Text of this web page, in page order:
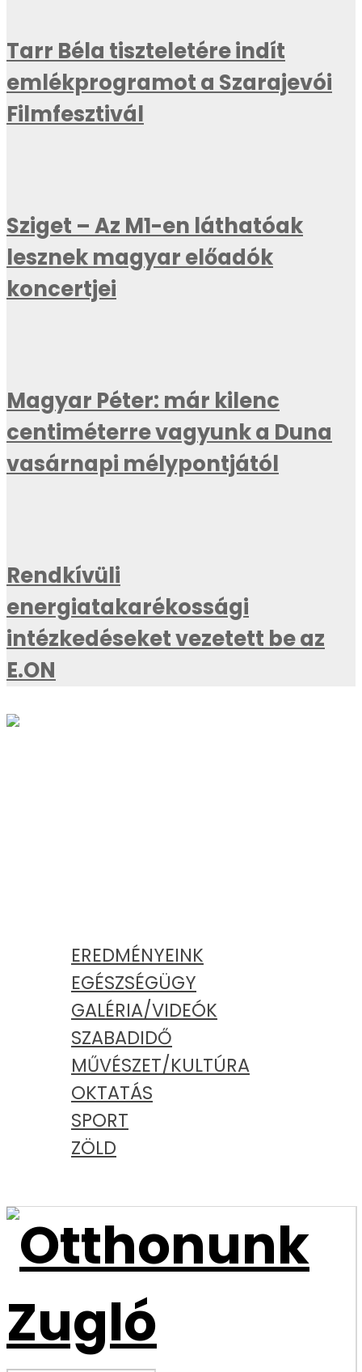
Tarr Béla tiszteletére indít
emlékprogramot a Szarajevói
Filmfesztivál
Sziget – Az M1-en láthatóak
lesznek magyar előadók
koncertjei
Magyar Péter: már kilenc
centiméterre vagyunk a Duna
vasárnapi mélypontjától
Rendkívüli
energiatakarékossági
intézkedéseket vezetett be az
E.ON
EREDMÉNYEINK
EGÉSZSÉGÜGY
GALÉRIA/VIDEÓK
SZABADIDŐ
MŰVÉSZET/KULTÚRA
OKTATÁS
SPORT
ZÖLD